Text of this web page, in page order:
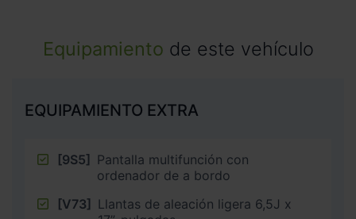
Equipamiento de este vehículo
EQUIPAMIENTO EXTRA
[9S5] Pantalla multifunción con
ordenador de a bordo
[V73] Llantas de aleación ligera 6,5J x